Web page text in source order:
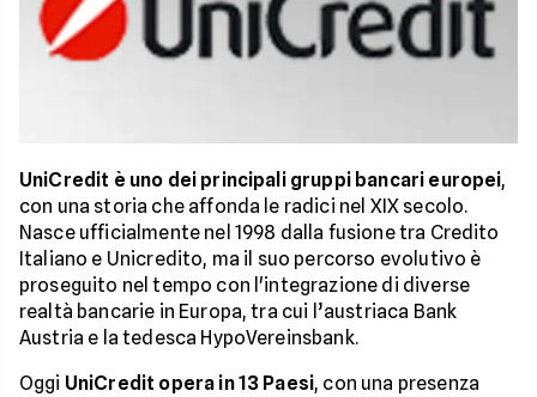
UniCredit è uno dei principali gruppi bancari europei,
con una storia che affonda le radici nel XIX secolo.
Nasce ufficialmente nel 1998 dalla fusione tra Credito
Italiano e Unicredito, ma il suo percorso evolutivo è
proseguito nel tempo con l'integrazione di diverse
realtà bancarie in Europa, tra cui l’austriaca Bank
Austria e la tedesca HypoVereinsbank.
Oggi UniCredit opera in 13 Paesi, con una presenza